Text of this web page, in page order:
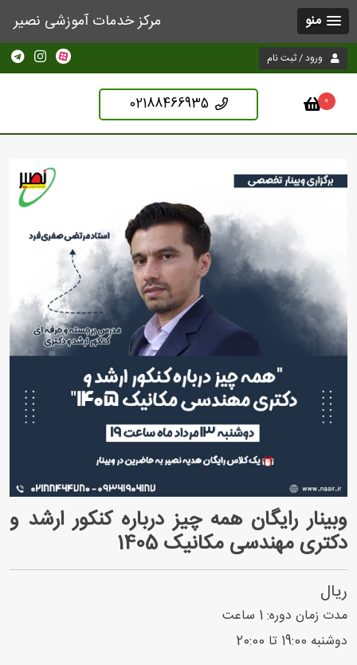
مرکز خدمات آموزشی نصیر منو
ورود / ثبت نام
0
02188466935
وبینار رایگان همه چيز درباره كنكور ارشد و
دكتری مهندسی مکانیک 1405
ریال
مدت زمان دوره:1 ساعت
دوشنبه 19:00 تا 20:00